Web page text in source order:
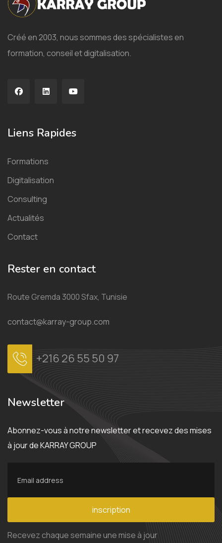
Créé en 2003, nous sommes des spécialistes en
formation, conseil et digitalisation.
Liens Rapides
Formations
Digitalisation
Consulting
Actualités
Contact
Rester en contact
Route Gremda 3000 Sfax, Tunisie
contact@karray-group.com
+216 26 55 50 97
Newsletter
Abonnez-vous à notre newsletter et recevez des mises
à jour de KARRAY GROUP
inscription
Recevez chaque semaine une mise à jour